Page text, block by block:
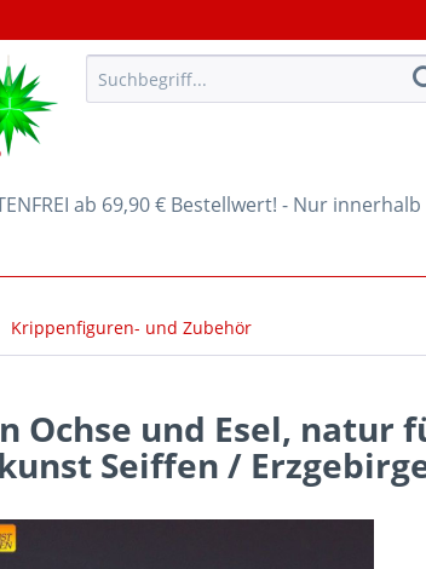
ab 69,90 € Bestellwert! - Nur
Krippenfiguren- und Zubehör
Ochse und Esel, natur
Seiffen /